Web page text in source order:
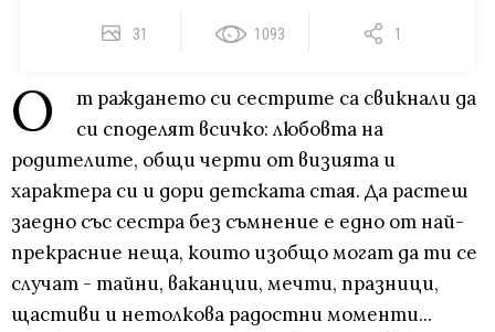
31 1093 1
О
т раждането си сестрите са свикнали да
си споделят всичко: любовта на
родителите, общи черти от визията и
характера си и дори детската стая. Да растеш
заедно със сестра без съмнение е едно от най-
прекрасние неща, които изобщо могат да ти се
случат - тайни, ваканции, мечти, празници,
щастиви и нетолкова радостни моменти...